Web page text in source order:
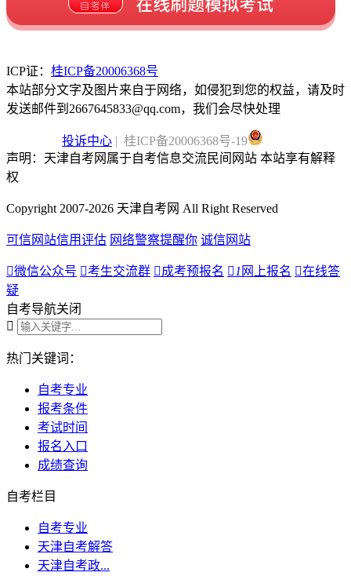
ICP证： 桂ICP备20006368号
本站部分文字及图片来自于网络，如侵犯到您的权益，请及时
发送邮件到2667645833@qq.com，我们会尽快处理
投诉中心 | 桂ICP备20006368号-19
声明：天津自考网属于自考信息交流民间网站 本站享有解释
权
Copyright 2007-2026 天津自考网 All Right Reserved
可信网站信用评估 网络警察提醒你 诚信网站
微信公众号 考生交流群 成考预报名  1 网上报名 在线答
疑
自考导航关闭

热门关键词：
自考专业
报考条件
考试时间
报名入口
成绩查询
自考栏目
自考专业
天津自考解答
天津自考政...